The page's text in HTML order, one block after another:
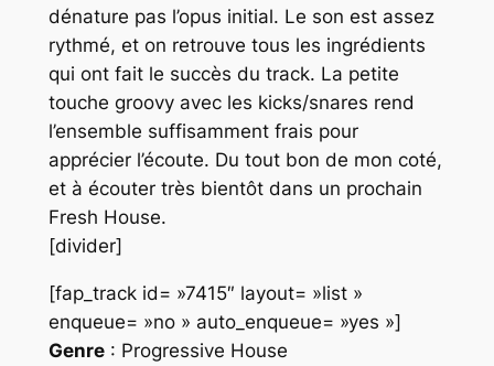
dénature pas l’opus initial. Le son est assez
rythmé, et on retrouve tous les ingrédients
qui ont fait le succès du track. La petite
touche groovy avec les kicks/snares rend
l’ensemble suffisamment frais pour
apprécier l’écoute. Du tout bon de mon coté,
et à écouter très bientôt dans un prochain
Fresh House.
[divider]
[fap_track id= »7415″ layout= »list »
enqueue= »no » auto_enqueue= »yes »]
Genre: Progressive House